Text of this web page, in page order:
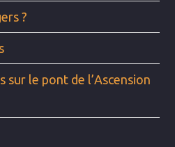
?
sur le pont de l’Ascension